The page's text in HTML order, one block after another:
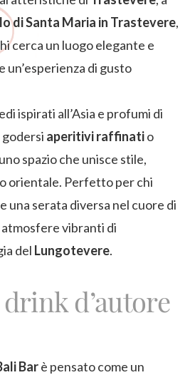
di Santa Maria in Trastevere,
cerca un luogo elegante e
un’esperienza di gusto
ispirati all’Asia e profumi di
godersi aperitivi raffinatio
spazio che unisce stile,
orientale. Perfetto per chi
una serata diversa nel cuore di
atmosfere vibranti di
del Lungotevere.
drink d’autore
Barè pensato come un